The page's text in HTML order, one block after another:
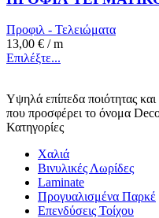
Προφιλ - Τελειώματα
13,00 € / m
Επιλέξτε...
Υψηλά επίπεδα ποιότητας
που προσφέρει το όνομα
Κατηγορίες
Χαλιά
Βινυλικές Λωρίδες
Laminate
Προγυαλισμένα Παρκέ
Επενδύσεις Τοίχου